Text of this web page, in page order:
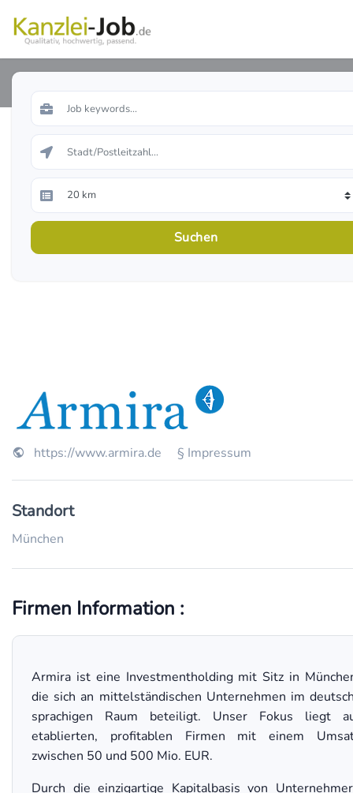
https://www.armira.de § Impressum
Standort
München
Firmen Information :
Armira ist eine Investmentholding mit Sitz in
die sich an mittelständischen Unternehmen im
sprachigen Raum beteiligt. Unser Fokus liegt
etablierten, profitablen Firmen mit einem
zwischen 50 und 500 Mio. EUR.
Durch die einzigartige Kapitalbasis von